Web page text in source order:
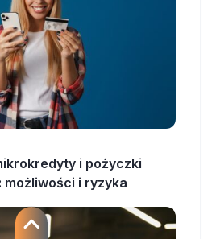
i pożyczki
możliwości i ryzyka